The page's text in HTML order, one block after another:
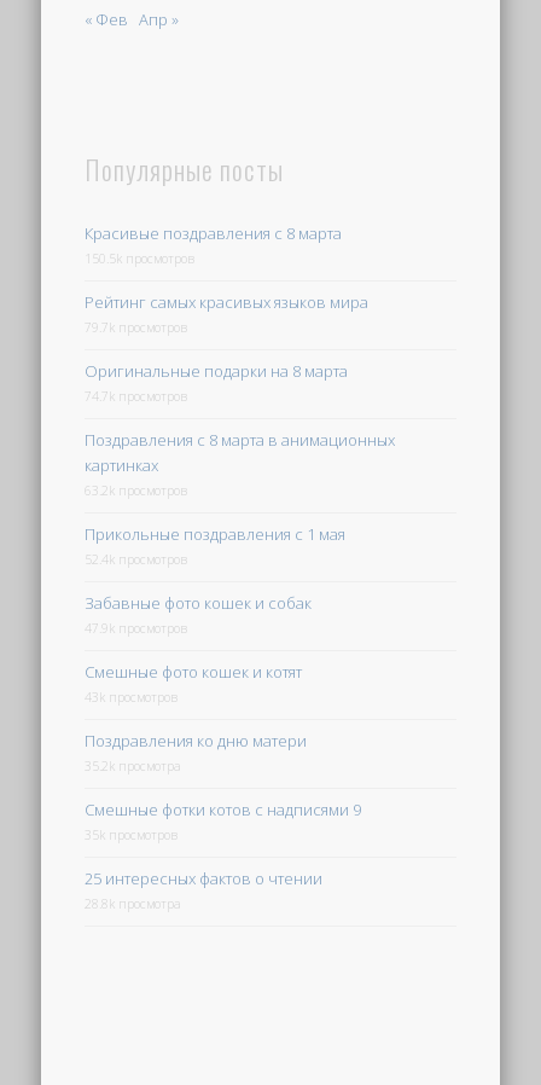
« Фев Апр »
Популярные посты
Красивые поздравления с 8 марта
150.5k просмотров
Рейтинг самых красивых языков мира
79.7k просмотров
Оригинальные подарки на 8 марта
74.7k просмотров
Поздравления с 8 марта в анимационных
картинках
63.2k просмотров
Прикольные поздравления с 1 мая
52.4k просмотров
Забавные фото кошек и собак
47.9k просмотров
Смешные фото кошек и котят
43k просмотров
Поздравления ко дню матери
35.2k просмотра
Смешные фотки котов с надписями 9
35k просмотров
25 интересных фактов о чтении
28.8k просмотра